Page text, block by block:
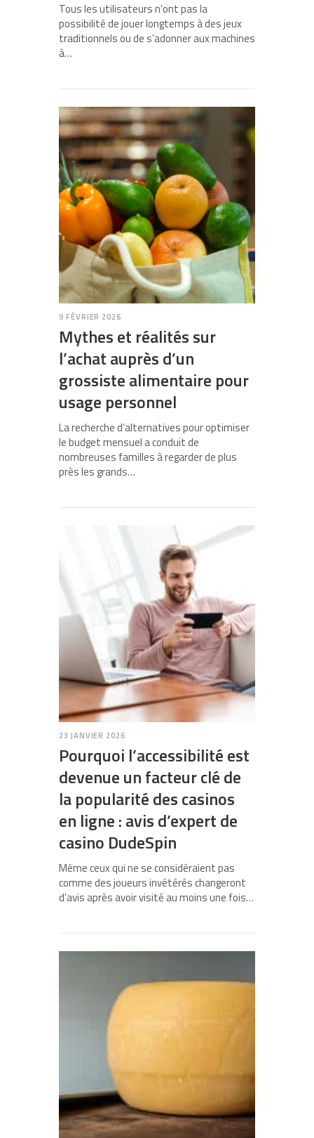
Tous les utilisateurs n’ont pas la
possibilité de jouer longtemps à des jeux
traditionnels ou de s’adonner aux machines
à…
9 FÉVRIER 2026
Mythes et réalités sur
l’achat auprès d’un
grossiste alimentaire pour
usage personnel
La recherche d’alternatives pour optimiser
le budget mensuel a conduit de
nombreuses familles à regarder de plus
près les grands…
23 JANVIER 2026
Pourquoi l’accessibilité est
devenue un facteur clé de
la popularité des casinos
en ligne : avis d’expert de
casino DudeSpin
Même ceux qui ne se considéraient pas
comme des joueurs invétérés changeront
d’avis après avoir visité au moins une fois…